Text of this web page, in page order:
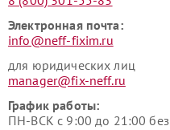
Электронная почта:
info@neff-fixim.ru
для юридических лиц
manager@fix-neff.ru
График работы:
ПН-ВСК с 9:00 до 21:00